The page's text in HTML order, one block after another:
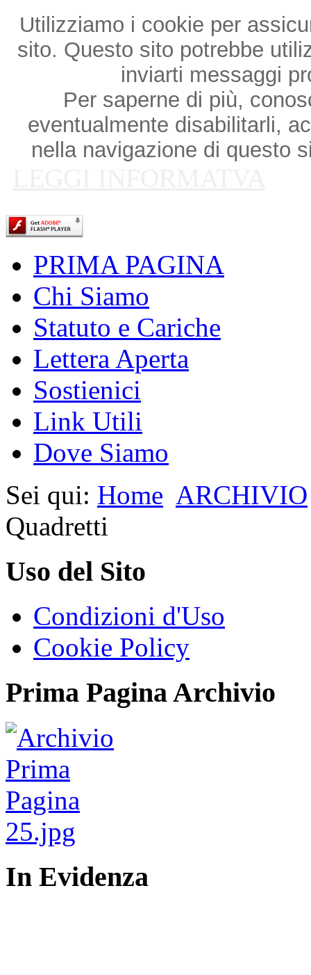
Utilizziamo i cookie per
sito. Questo sito potrebbe
inviarti messaggi
Per saperne di più,
eventualmente disabilitarli,
nella navigazione di questo
PRIMA PAGINA
Chi Siamo
Statuto e Cariche
Lettera Aperta
Sostienici
Link Utili
Dove Siamo
Sei qui: Home ARCHIVIO
Quadretti
Uso del Sito
Condizioni d'Uso
Cookie Policy
Prima Pagina Archivio
In Evidenza